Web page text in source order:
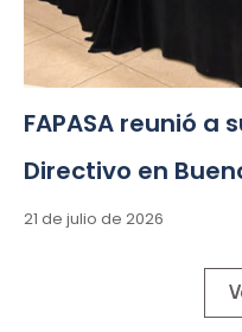
FAPASA reunió a
Directivo en
21 de julio de 2026